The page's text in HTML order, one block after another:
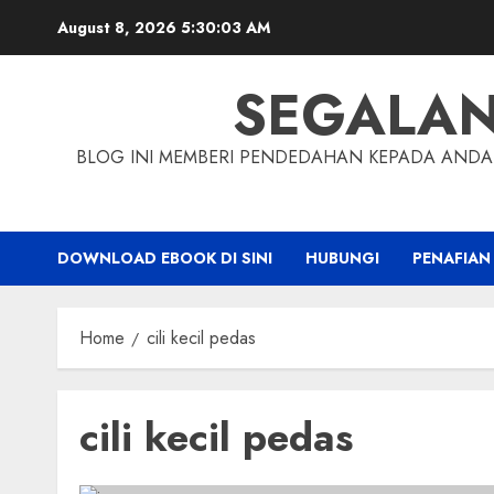
August 8, 2026 5:30:04 AM
BLOG INI MEMBERI PENDEDAHAN KEPADA
DOWNLOAD EBOOK DI SINI HUBUNGI PENAFIAN
Home cili kecil pedas
cili kecil pedas